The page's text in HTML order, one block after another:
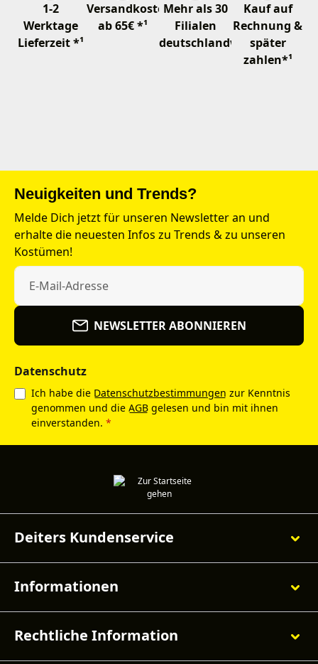
1-2
Werktage
Lieferzeit *¹
Versandkostenfrei
ab 65€ *¹
Mehr als 30
Filialen
deutschlandweit
Kauf auf
Rechnung &
später
zahlen*¹
Neuigkeiten und Trends?
Melde Dich jetzt für unseren Newsletter an und
erhalte die neuesten Infos zu Trends & zu unseren
Kostümen!
NEWSLETTER ABONNIEREN
Datenschutz
Ich habe die Datenschutzbestimmungen zur Kenntnis
genommen und die AGB gelesen und bin mit ihnen
einverstanden. *
Deiters Kundenservice
Informationen
Rechtliche Information